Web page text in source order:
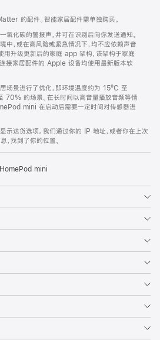
的配件。智能家居配件需单独购买。
氧化碳的警报声，并可在识别后向你发送通知。
中，或在高风险或紧急情况下，均不应依赖声音
用升级更新后的家庭 app 架构，该架构于家庭
接家居配件的 Apple 设备均使用最新版本软
场景进行了优化，即环境温度约为 15ºC 至
70% 的场景。在长时间以高音量播放音频等情
mini 在启动后需要一定时间对传感器进
示送货选项。我们通过你的 IP 地址，或者你在上次
找到了你的位置。
mini